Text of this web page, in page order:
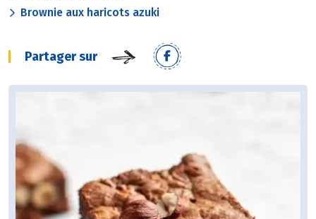
Brownie aux haricots azuki
Partager sur